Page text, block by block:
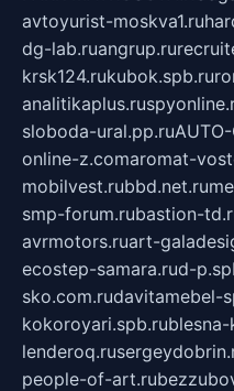
avtoyurist-moskva1.ru
dg-lab.ruangrup.ru
krsk124.rukubok.spb.ru
analitikaplus.ru
sloboda-ural.pp.ru
online-z.comaromat-
mobilvest.rubbd.net.ru
smp-forum.rubastion-
avrmotors.ruart-
ecostep-samara.rud-
sko.com.rudavitamebel-
kokoroyari.spb.rublesna-
lenderoq.ru
people-of-art.ru